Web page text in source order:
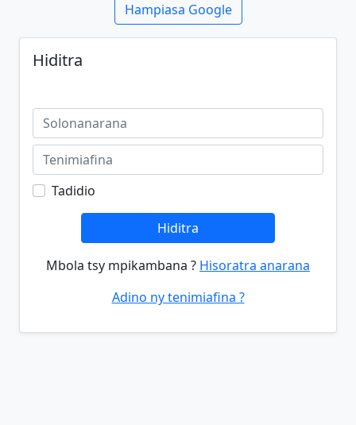
Hampiasa Google
Hiditra
Tadidio
Hiditra
Mbola tsy mpikambana ? Hisoratra anarana
Adino ny tenimiafina ?